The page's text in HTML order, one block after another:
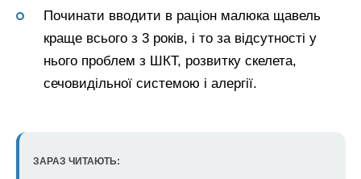
Починати вводити в раціон малюка щавель
краще всього з 3 років, і то за відсутності у
нього проблем з ШКТ, розвитку скелета,
сечовидільної системою і алергії.
ЗАРАЗ ЧИТАЮТЬ: